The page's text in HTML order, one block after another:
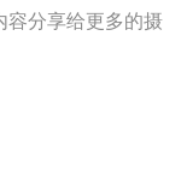
容分享给更多的摄